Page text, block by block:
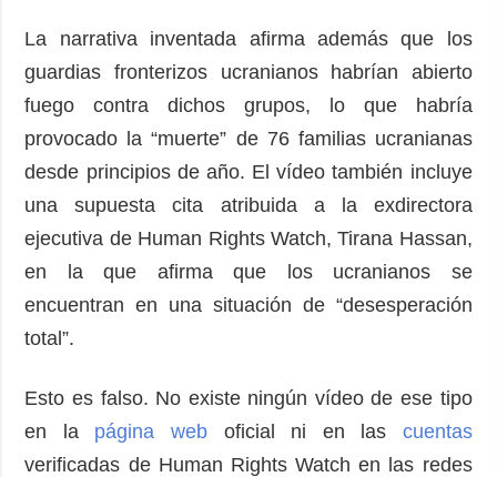
La narrativa inventada afirma además que los
guardias fronterizos ucranianos habrían abierto
fuego contra dichos grupos, lo que habría
provocado la “muerte” de 76 familias ucranianas
desde principios de año. El vídeo también incluye
una supuesta cita atribuida a la exdirectora
ejecutiva de Human Rights Watch, Tirana Hassan,
en la que afirma que los ucranianos se
encuentran en una situación de “desesperación
total”.
Esto es falso. No existe ningún vídeo de ese tipo
en la página web oficial ni en las cuentas
verificadas de Human Rights Watch en las redes